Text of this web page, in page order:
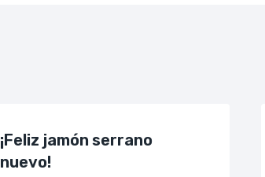
¡Feliz jamón serrano
nuevo!